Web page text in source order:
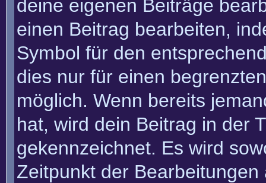
deine eigenen Beiträge
einen Beitrag bearbeiten,
Symbol für den
dies nur für einen
möglich. Wenn bereits
hat, wird dein Beitrag in der
gekennzeichnet. Es wird
Zeitpunkt der